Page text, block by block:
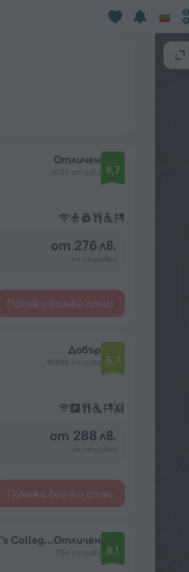
Отличен
4737 отзиви 8,7
от 276 лв.
Покажи всички стаи
Добър
15698 отзиви 6,7
от 288 лв.
Покажи всички стаи
Church Street Hotel by Belvilla Near King's College HospitalОтличен
794 отзиви 8,1